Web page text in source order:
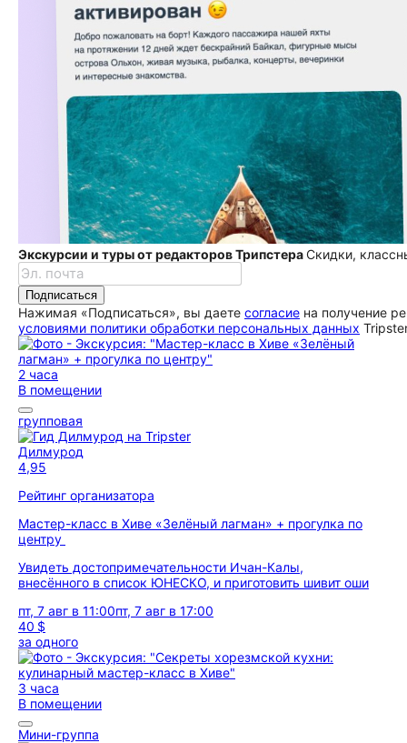
Экскурсии и туры от редакторов ТрипстераСкидки,
Подписаться
Нажимая «Подписаться», вы даете согласие на получение
условиями политики обработки персональных данных
2 часа
В помещении
групповая
Дилмурод
4,95
Рейтинг организатора
Мастер-класс в Хиве «Зелёный лагман» + прогулка по
центру
Увидеть достопримечательности Ичан-Калы,
внесённого в список ЮНЕСКО, и приготовить шивит оши
пт, 7 авг в 11:00пт, 7 авг в 17:00
40 $
за одного
3 часа
В помещении
Мини-группа